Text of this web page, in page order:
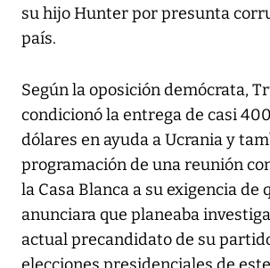
su hijo Hunter por presunta
país.
Según la oposición demócrata,
condicionó la entrega de casi
dólares en ayuda a Ucrania y
programación de una reunión
la Casa Blanca a su exigencia de
anunciara que planeaba
actual precandidato de su